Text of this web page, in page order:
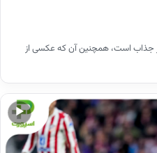
جذاب است، همچنین آن که عکسی از
▶